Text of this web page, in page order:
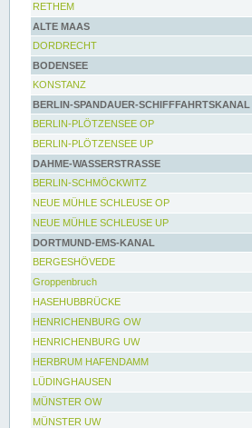
RETHEM
ALTE MAAS
DORDRECHT
BODENSEE
KONSTANZ
BERLIN-SPANDAUER-SCHIFFFAHRTSKANAL
BERLIN-PLÖTZENSEE OP
BERLIN-PLÖTZENSEE UP
DAHME-WASSERSTRASSE
BERLIN-SCHMÖCKWITZ
NEUE MÜHLE SCHLEUSE OP
NEUE MÜHLE SCHLEUSE UP
DORTMUND-EMS-KANAL
BERGESHÖVEDE
Groppenbruch
HASEHUBBRÜCKE
HENRICHENBURG OW
HENRICHENBURG UW
HERBRUM HAFENDAMM
LÜDINGHAUSEN
MÜNSTER OW
MÜNSTER UW